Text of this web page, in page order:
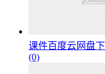
课件百度云网盘
(0)